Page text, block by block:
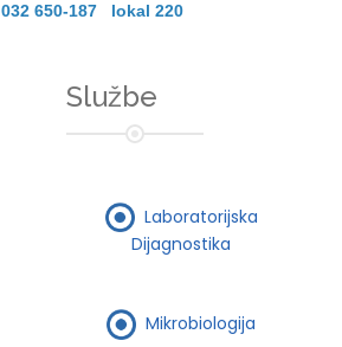
032 650-187 lokal 220
Službe
Laboratorijska
Dijagnostika
Mikrobiologija